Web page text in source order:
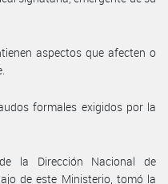
aspectos que afecten o
formales exigidos por la
la Dirección Nacional de
de este Ministerio, tomó la